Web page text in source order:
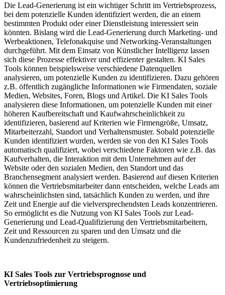
Die Lead-Generierung ist ein wichtiger Schritt im Vertriebsprozess,
bei dem potenzielle Kunden identifiziert werden, die an einem
bestimmten Produkt oder einer Dienstleistung interessiert sein
könnten. Bislang wird die Lead-Generierung durch Marketing- und
Werbeaktionen, Telefonakquise und Networking-Veranstaltungen
durchgeführt. Mit dem Einsatz von Künstlicher Intelligenz lassen
sich diese Prozesse effektiver und effizienter gestalten. KI Sales
Tools können beispielsweise verschiedene Datenquellen
analysieren, um potenzielle Kunden zu identifizieren. Dazu gehören
z.B. öffentlich zugängliche Informationen wie Firmendaten, soziale
Medien, Websites, Foren, Blogs und Artikel. Die KI Sales Tools
analysieren diese Informationen, um potenzielle Kunden mit einer
höheren Kaufbereitschaft und Kaufwahrscheinlichkeit zu
identifizieren, basierend auf Kriterien wie Firmengröße, Umsatz,
Mitarbeiterzahl, Standort und Verhaltensmuster. Sobald potenzielle
Kunden identifiziert wurden, werden sie von den KI Sales Tools
automatisch qualifiziert, wobei verschiedene Faktoren wie z.B. das
Kaufverhalten, die Interaktion mit dem Unternehmen auf der
Website oder den sozialen Medien, den Standort und das
Branchensegment analysiert werden. Basierend auf diesen Kriterien
können die Vertriebsmitarbeiter dann entscheiden, welche Leads am
wahrscheinlichsten sind, tatsächlich Kunden zu werden, und ihre
Zeit und Energie auf die vielversprechendsten Leads konzentrieren.
So ermöglicht es die Nutzung von KI Sales Tools zur Lead-
Generierung und Lead-Qualifizierung den Vertriebsmitarbeitern,
Zeit und Ressourcen zu sparen und den Umsatz und die
Kundenzufriedenheit zu steigern.
KI Sales Tools zur Vertriebsprognose und
Vertriebsoptimierung